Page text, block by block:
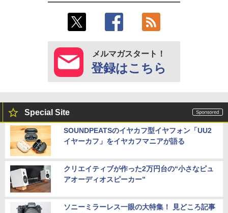
メルマガスタート！
登録はこちら
Special Site
SOUNDPEATSのイヤカフ型イヤフォン「UU2
イヤーカフ」をイヤカフマニアが語る
クリエイティブが作った2万円台の“小さなピュ
アオーディオスピーカー”
ソニーミラーレス一眼の大特集！ 見どころ記事